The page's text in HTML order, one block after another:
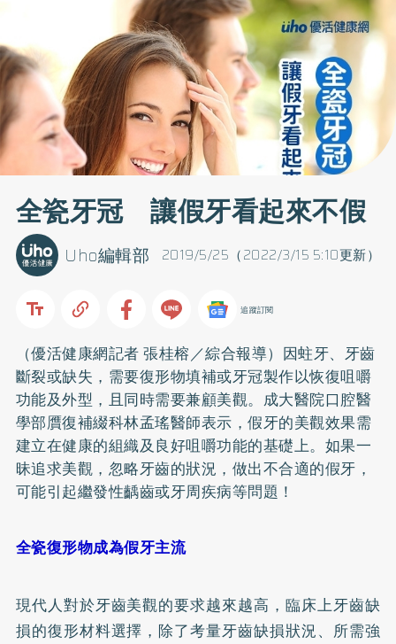
全瓷牙冠 讓假牙看起來不假
2019/5/25（2022/3/15 5:10更新）
Uho編輯部
追蹤訂閱
（優活健康網記者 張桂榕／綜合報導）因蛀牙、牙齒
斷裂或缺失，需要復形物填補或牙冠製作以恢復咀嚼
功能及外型，且同時需要兼顧美觀。成大醫院口腔醫
學部贋復補綴科林孟瑤醫師表示，假牙的美觀效果需
建立在健康的組織及良好咀嚼功能的基礎上。如果一
昧追求美觀，忽略牙齒的狀況，做出不合適的假牙，
可能引起繼發性齲齒或牙周疾病等問題！
全瓷復形物成為假牙主流
現代人對於牙齒美觀的要求越來越高，臨床上牙齒缺
損的復形材料選擇，除了考量牙齒缺損狀況、所需強